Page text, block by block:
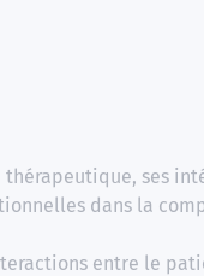
ses
dans la
entre le